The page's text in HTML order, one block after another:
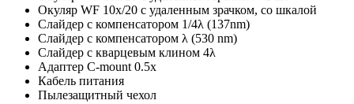
Окуляр WF 10х/20 с удаленным зрачком, со шкалой
Слайдер с компенсатором 1/4λ (137nm)
Слайдер с компенсатором λ (530 nm)
Слайдер с кварцевым клином 4λ
Адаптер С-mount 0.5х
Кабель питания
Пылезащитный чехол